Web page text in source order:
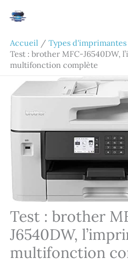
Accueil
Types d'imprimantes
Test : brother MFC-J6540DW,
multifonction complète
Test : brother
J6540DW,
multifonction
Rechercher